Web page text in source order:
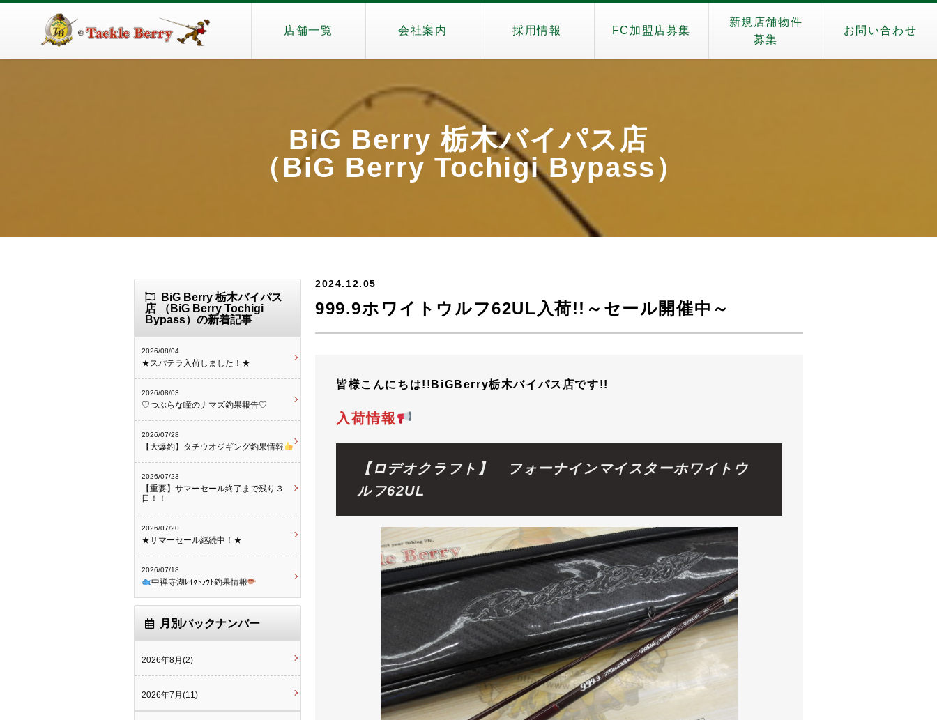
店舗一覧 会社案内 採用情報 FC加盟店募集
新規店舗物件
募集
お問い合わせ
BiG Berry 栃木バイパス店
（BiG Berry Tochigi Bypass）
2024.12.05
999.9ホワイトウルフ62UL入荷!!～セール開催中～
皆様こんにちは!!BiGBerry栃木バイパス店です!!
入荷情報
【ロデオクラフト】 フォーナインマイスターホワイトウ
ルフ62UL
BiG Berry 栃木バイパス
店 （BiG Berry Tochigi
Bypass）の新着記事
2026/08/04
★スパテラ入荷しました！★
2026/08/03
♡つぶらな瞳のナマズ釣果報告♡
2026/07/28
【大爆釣】タチウオジギング釣果情報
2026/07/23
【重要】サマーセール終了まで残り３
日！！
2026/07/20
★サマーセール継続中！★
2026/07/18
中禅寺湖ﾚｲｸﾄﾗｳﾄ釣果情報
月別バックナンバー
2026年8月(2)
2026年7月(11)